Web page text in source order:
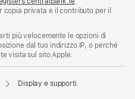
copia privata e il contributo per il
più velocemente le opzioni di
dal tuo indirizzo IP, o perché
visita sul sito Apple.
Display e supporti